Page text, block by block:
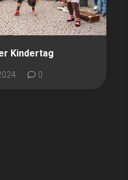
Kindertag
0